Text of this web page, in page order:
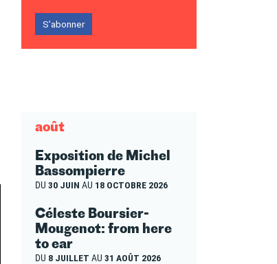
S’abonner
août
Exposition de Michel
Bassompierre
DU 30 JUIN AU 18 OCTOBRE 2026
Céleste Boursier-
Mougenot: from here
to ear
DU 8 JUILLET AU 31 AOÛT 2026